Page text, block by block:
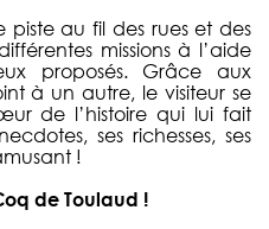
piste au fil des rues et des
missions à l’aide
proposés. Grâce aux
à un autre, le visiteur se
de l’histoire qui lui fait
ses richesses, ses
!
de Toulaud !